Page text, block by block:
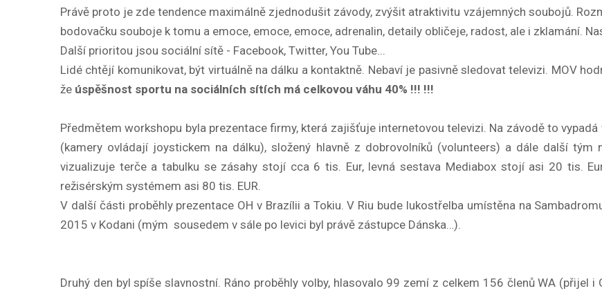
Právě proto je zde tendence maximálně zjednodušit závody, zvýšit atraktivitu vzájemných soubojů.
bodovačku souboje k tomu a emoce, emoce, emoce, adrenalin, detaily obličeje, radost, ale i zklamání.
Další prioritou jsou sociální sítě - Facebook, Twitter, You Tube...
Lidé chtějí komunikovat, být virtuálně na dálku a kontaktně. Nebaví je pasivně sledovat televizi. MOV
že úspěšnost sportu na sociálních sítích má celkovou váhu 40% !!! !!!
Předmětem workshopu byla prezentace firmy, která zajišťuje internetovou televizi. Na závodě to
(kamery ovládají joystickem na dálku), složený hlavně z dobrovolníků (volunteers) a dále další
vizualizuje terče a tabulku se zásahy stojí cca 6 tis. Eur, levná sestava Mediabox stojí asi 20 tis.
režisérským systémem asi 80 tis. EUR.
V další části proběhly prezentace OH v Brazílii a Tokiu. V Riu bude lukostřelba umístěna na
2015 v Kodani (mým sousedem v sále po levici byl právě zástupce Dánska…).
Druhý den byl spíše slavnostní. Ráno proběhly volby, hlasovalo 99 zemí z celkem 156 členů WA (přijel i